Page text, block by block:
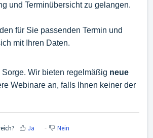
und Terminübersicht zu gelangen.
für Sie passenden Termin und
mit Ihren Daten.
Wir bieten regelmäßig neue
Webinare an, falls Ihnen keiner der
Ja Nein